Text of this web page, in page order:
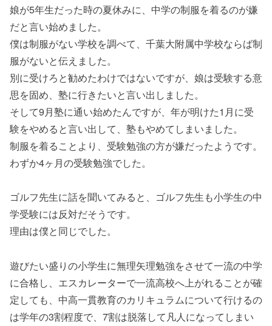
娘が5年生だった時の夏休みに、中学の制服を着るのが嫌
だと言い始めました。
僕は制服がない学校を調べて、千葉大附属中学校ならば制
服がないと伝えました。
別に受けろと勧めたわけではないですが、娘は受験する意
思を固め、塾に行きたいと言い出しました。
そして9月塾に通い始めたんですが、年が明けた1月に受
験をやめると言い出して、塾もやめてしまいました。
制服を着ることより、受験勉強の方が嫌だったようです。
わずか4ヶ月の受験勉強でした。
ゴルフ先生に話を聞いてみると、ゴルフ先生も小学生の中
学受験には反対だそうです。
理由は僕と同じでした。
遊びたい盛りの小学生に無理矢理勉強をさせて一流の中学
に合格し、エスカレーターで一流高校へ上がれることが確
定しても、中高一貫教育のカリキュラムについて行けるの
は学年の3割程度で、7割は脱落して凡人になってしまい